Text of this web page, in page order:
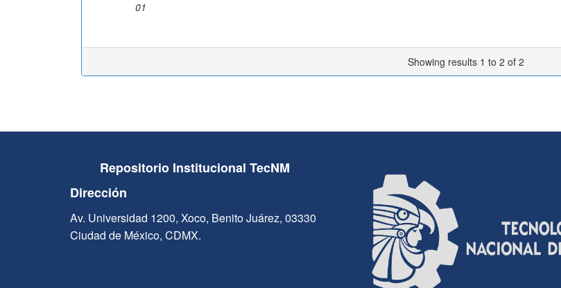
01
Showing results 1 to 2 of 2
Repositorio Institucional TecNM
Dirección
Av. Universidad 1200, Xoco, Benito Juárez, 03330
Ciudad de México, CDMX.